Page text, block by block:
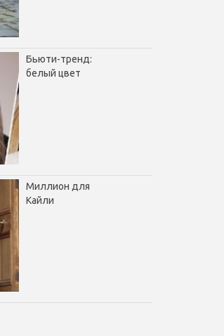
Бьюти-тренд:
белый цвет
Миллион для
Кайли